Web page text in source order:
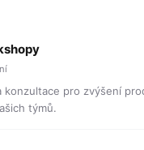
konzultace pro zvýšení
týmů.